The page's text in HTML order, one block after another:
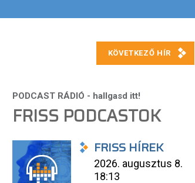
FRISS PODCASTOK
FRISS HÍREK
2026. augusztus 8.
18:13